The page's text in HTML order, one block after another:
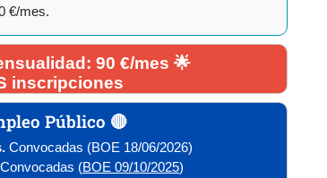
€/mes.
90 €/mes 🌟
inscripciones
Público 🔴
Convocadas (BOE 18/06/2026)
Convocadas (BOE 09/10/2025)